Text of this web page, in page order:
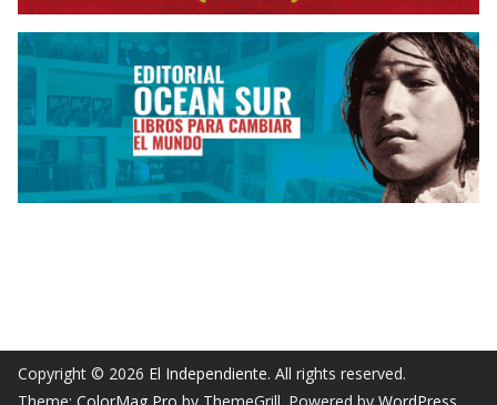
Copyright © 2026 El Independiente. All rights reserved.